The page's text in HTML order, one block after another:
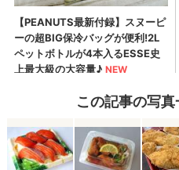
この記事の写真